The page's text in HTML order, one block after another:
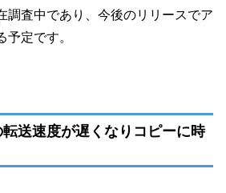
調査中であり、今後のリリースでア
予定です。
送速度が遅くなりコピーに時